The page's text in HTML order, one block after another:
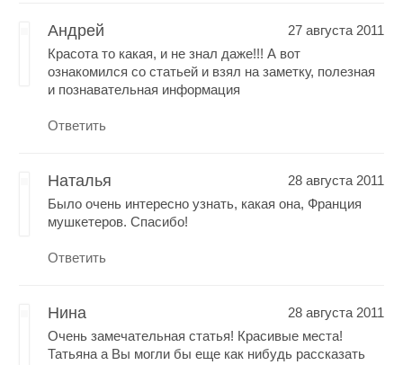
Андрей
27 августа 2011
Красота то какая, и не знал даже!!! А вот
ознакомился со статьей и взял на заметку, полезная
и познавательная информация
Ответить
Наталья
28 августа 2011
Было очень интересно узнать, какая она, Франция
мушкетеров. Спасибо!
Ответить
Нина
28 августа 2011
Очень замечательная статья! Красивые места!
Татьяна а Вы могли бы еще как нибудь рассказать